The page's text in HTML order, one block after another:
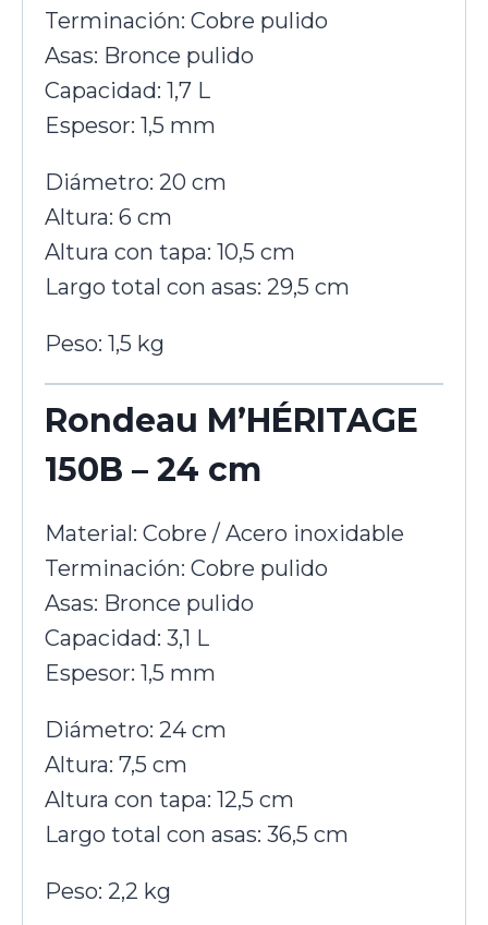
Terminación: Cobre pulido
Asas: Bronce pulido
Capacidad: 1,7 L
Espesor: 1,5 mm
Diámetro: 20 cm
Altura: 6 cm
Altura con tapa: 10,5 cm
Largo total con asas: 29,5 cm
Peso: 1,5 kg
Rondeau M’HÉRITAGE
150B – 24 cm
Material: Cobre / Acero inoxidable
Terminación: Cobre pulido
Asas: Bronce pulido
Capacidad: 3,1 L
Espesor: 1,5 mm
Diámetro: 24 cm
Altura: 7,5 cm
Altura con tapa: 12,5 cm
Largo total con asas: 36,5 cm
Peso: 2,2 kg